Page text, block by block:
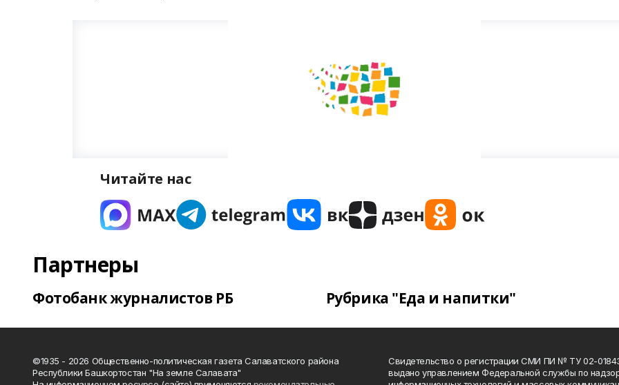
Читайте нас
Партнеры
Фотобанк журналистов РБ Рубрика "Еда и напитки"
©1935 - 2026 Общественно-политическая газета Салаватского района
Республики Башкортостан "На земле Салавата"
Свидетельство о регистрации СМИ ПИ № ТУ 02-01843
выдано управлением Федеральной службы по